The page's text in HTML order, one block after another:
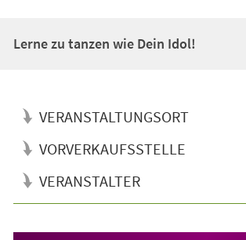
Lerne zu tanzen wie Dein Idol!
VERANSTALTUNGSORT
VORVERKAUFSSTELLE
VERANSTALTER